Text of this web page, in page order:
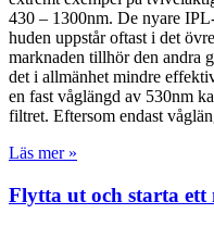
430 – 1300nm. De nyare
huden uppstår oftast i det
marknaden tillhör den andra
det i allmänhet mindre
en fast våglängd av 530nm
filtret. Eftersom endast
Läs mer »
Flytta ut och starta